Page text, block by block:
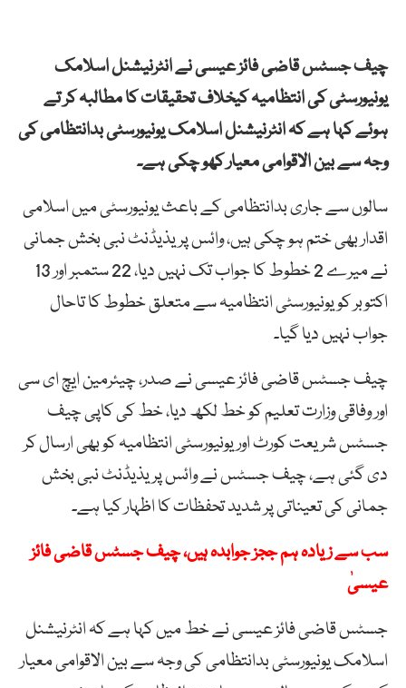
چیف جسٹس قاضی فائز عیسی نے انٹرنیشنل اسلامک
یونیورسٹی کی انتظامیہ کیخلاف تحقیقات کا مطالبہ کر تے
ہوئے کہا ہے کہ انٹرنیشنل اسلامک یونیورسٹی بدانتظامی کی
وجہ سے بین الاقوامی معیار کھو چکی ہے۔
سالوں سے جاری بدانتظامی کے باعث یونیورسٹی میں اسلامی
اقدار بھی ختم ہو چکی ہیں، وائس پریذیڈنٹ نبی بخش جمانی
نے میرے 2 خطوط کا جواب تک نہیں دیا، 22 ستمبر اور 13
اکتوبر کو یونیورسٹی انتظامیہ سے متعلق خطوط کا تاحال
جواب نہیں دیا گیا۔
چیف جسٹس قاضی فائز عیسی نے صدر، چیئرمین ایچ ای سی
اور وفاقی وزارت تعلیم کو خط لکھ دیا، خط کی کاپی چیف
جسٹس شریعت کورٹ اور یونیورسٹی انتظامیہ کو بھی ارسال کر
دی گئی ہے، چیف جسٹس نے وائس پریذیڈنٹ نبی بخش
جمانی کی تعیناتی پر شدید تحفظات کا اظہار کیا ہے۔
سب سے زیادہ ہم ججز جوابدہ ہیں، چیف جسٹس قاضی فائز
عیسیٰ
جسٹس قاضی فائز عیسی نے خط میں کہا ہے کہ انٹرنیشنل
اسلامک یونیورسٹی بدانتظامی کی وجہ سے بین الاقوامی معیار